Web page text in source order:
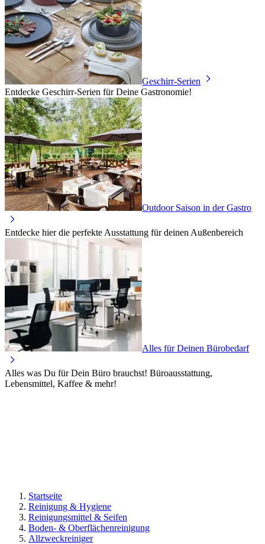
Geschirr-Serien
Entdecke Geschirr-Serien für Deine Gastronomie!
Outdoor Saison in der Gastro
Entdecke hier die perfekte Ausstattung für deinen Außenbereich
Alles für Deinen Bürobedarf
Alles was Du für Dein Büro brauchst! Büroausstattung,
Lebensmittel, Kaffee & mehr!
Startseite
Reinigung & Hygiene
Reinigungsmittel & Seifen
Boden- & Oberflächenreinigung
Allzweckreiniger